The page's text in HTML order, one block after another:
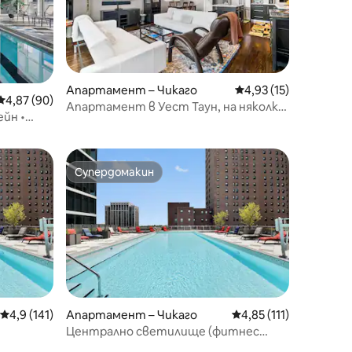
оценка: 4,87 от 5, 90 отзива
4,87 (90)
•
Апартамент – Чикаго Средна оценка:
4,93 (15)
Апартамент в Уест Таун, на няколко
Средна оценка: 4,9 от 5, 141 отзива
4,9 (141)
Супердомакин
Супердомакин
Апартамент – Чикаго Средна оценка: 4,85
4,85 (111)
Централно светилище (фитнес